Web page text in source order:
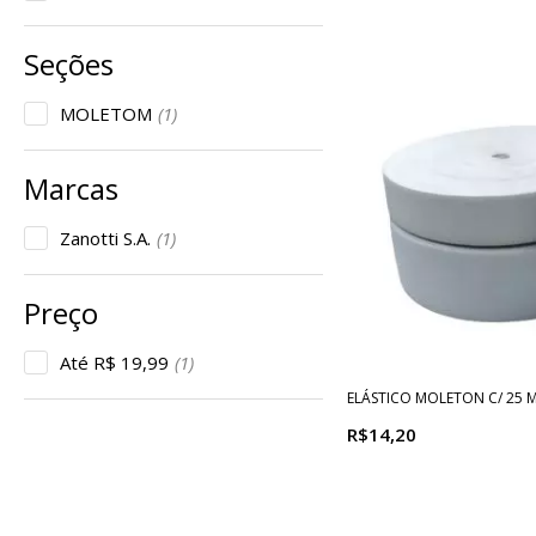
MOLETOM (1)
Zanotti S.A. (1)
Até R$ 19,99 (1)
ELÁSTICO MOLETON C/ 25
R$14,20